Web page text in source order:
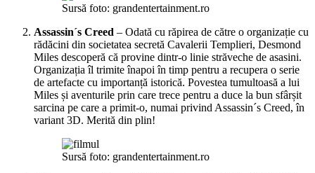
Sursă foto: grandentertainment.ro
Assassin´s Creed – Odată cu răpirea de către o organizație cu
rădăcini din societatea secretă Cavalerii Templieri, Desmond
Miles descoperă că provine dintr-o linie străveche de asasini.
Organizația îl trimite înapoi în timp pentru a recupera o serie
de artefacte cu importanță istorică. Povestea tumultoasă a lui
Miles și aventurile prin care trece pentru a duce la bun sfârșit
sarcina pe care a primit-o, numai privind Assassin´s Creed, în
variant 3D. Merită din plin!
Sursă foto: grandentertainment.ro